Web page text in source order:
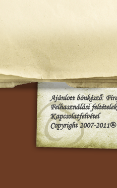
Ajánlott bönkésző:
Felhasználási feltételek
Kapcsolatfelvétel
Copyright 2007-2011®